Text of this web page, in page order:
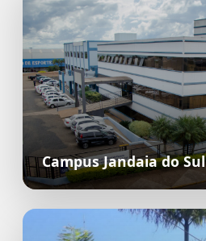
Campus Jandaia do Sul